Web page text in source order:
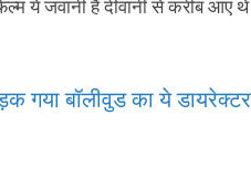
ये जवानी हैं दीवानी से करीब
बॉलीवुड का ये